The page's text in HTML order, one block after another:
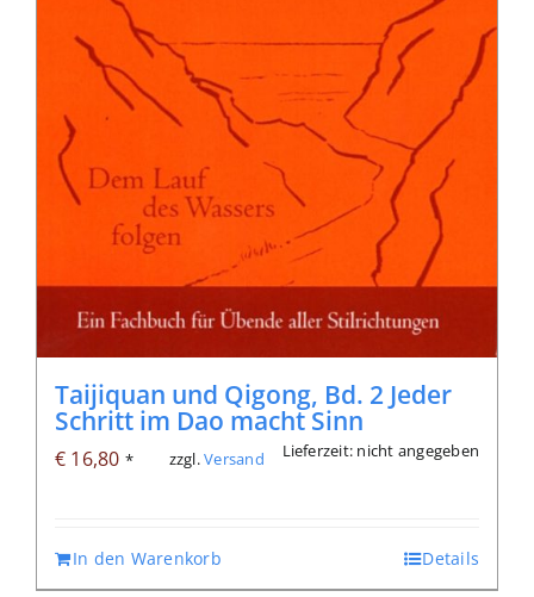
Taijiquan und Qigong, Bd. 2 Jeder
Schritt im Dao macht Sinn
€ 16,80 * zzgl.Versand Lieferzeit: nicht angegeben
In den Warenkorb Details